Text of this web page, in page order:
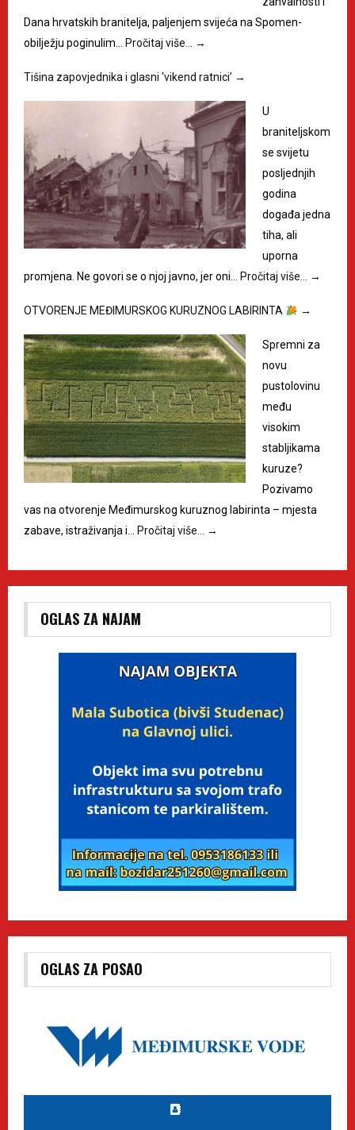
Dana hrvatskih branitelja, paljenjem svijeća na Spomen-
obilježju poginulim… Pročitaj više… →
Tišina zapovjednika i glasni ‘vikend ratnici’ →
U
braniteljskom
se svijetu
posljednjih
godina
događa jedna
tiha, ali
uporna
promjena. Ne govori se o njoj javno, jer oni… Pročitaj više… →
OTVORENJE MEĐIMURSKOG KURUZNOG LABIRINTA →
Spremni za
novu
pustolovinu
među
visokim
stabljikama
kuruze?
Pozivamo
vas na otvorenje Međimurskog kuruznog labirinta – mjesta
zabave, istraživanja i… Pročitaj više… →
OGLAS ZA NAJAM
OGLAS ZA POSAO